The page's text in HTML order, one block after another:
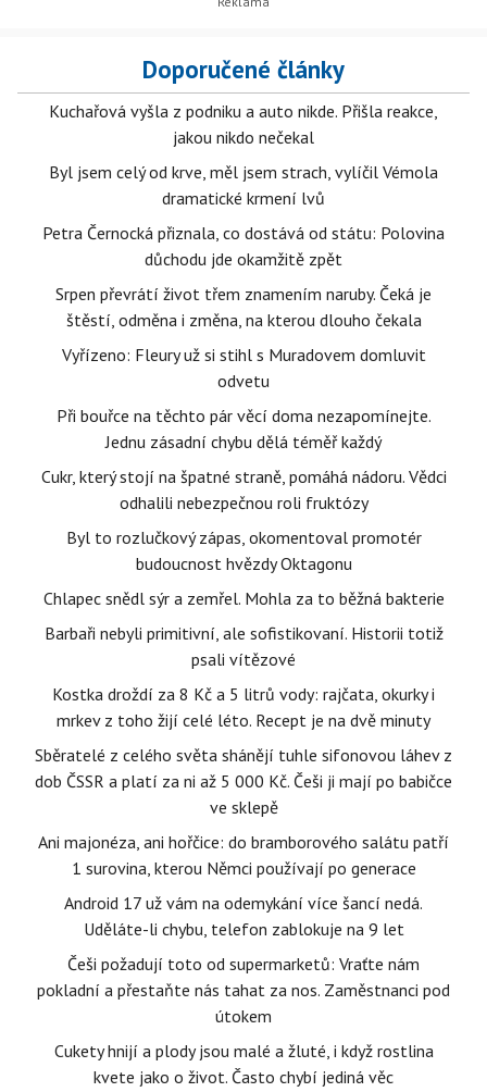
Doporučené články
Kuchařová vyšla z podniku a auto nikde. Přišla reakce,
jakou nikdo nečekal
Byl jsem celý od krve, měl jsem strach, vylíčil Vémola
dramatické krmení lvů
Petra Černocká přiznala, co dostává od státu: Polovina
důchodu jde okamžitě zpět
Srpen převrátí život třem znamením naruby. Čeká je
štěstí, odměna i změna, na kterou dlouho čekala
Vyřízeno: Fleury už si stihl s Muradovem domluvit
odvetu
Při bouřce na těchto pár věcí doma nezapomínejte.
Jednu zásadní chybu dělá téměř každý
Cukr, který stojí na špatné straně, pomáhá nádoru. Vědci
odhalili nebezpečnou roli fruktózy
Byl to rozlučkový zápas, okomentoval promotér
budoucnost hvězdy Oktagonu
Chlapec snědl sýr a zemřel. Mohla za to běžná bakterie
Barbaři nebyli primitivní, ale sofistikovaní. Historii totiž
psali vítězové
Kostka droždí za 8 Kč a 5 litrů vody: rajčata, okurky i
mrkev z toho žijí celé léto. Recept je na dvě minuty
Sběratelé z celého světa shánějí tuhle sifonovou láhev z
dob ČSSR a platí za ni až 5 000 Kč. Češi ji mají po babičce
ve sklepě
Ani majonéza, ani hořčice: do bramborového salátu patří
1 surovina, kterou Němci používají po generace
Android 17 už vám na odemykání více šancí nedá.
Uděláte-li chybu, telefon zablokuje na 9 let
Češi požadují toto od supermarketů: Vraťte nám
pokladní a přestaňte nás tahat za nos. Zaměstnanci pod
útokem
Cukety hnijí a plody jsou malé a žluté, i když rostlina
kvete jako o život. Často chybí jediná věc